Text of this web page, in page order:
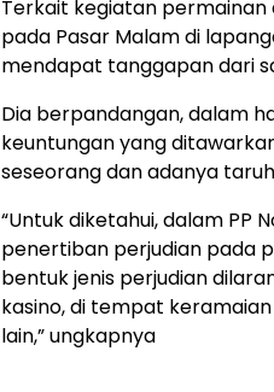
Terkait kegiatan
pada Pasar Malam di
mendapat tanggapan dari
Dia berpandangan, dalam
keuntungan yang
seseorang dan adanya
“Untuk diketahui, dalam PP
penertiban perjudian pada
bentuk jenis perjudian
kasino, di tempat
lain,” ungkapnya